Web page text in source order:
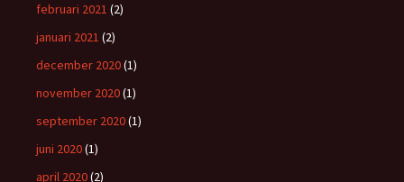
februari 2021 (2)
januari 2021 (2)
december 2020(1)
november 2020(1)
september 2020(1)
juni 2020(1)
april 2020(2)